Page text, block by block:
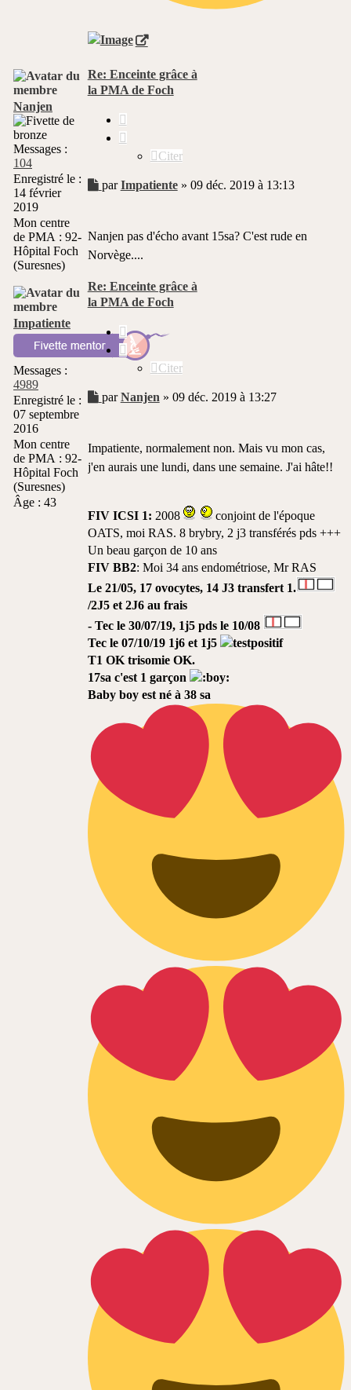
Re: Enceinte grâce à
la PMA de Foch
Citer
Message
parImpatiente» 09 déc. 2019 à 13:13
Nanjen pas d'écho avant 15sa? C'est rude en
Norvège....
Nanjen
Messages :
104
Enregistré le :
14 février
2019
Mon centre
de PMA : 92-
Hôpital Foch
(Suresnes)
Re: Enceinte grâce à
la PMA de Foch
Citer
Citer
Message
parNanjen » 09 déc. 2019 à 13:27
Impatiente, normalement non. Mais vu mon cas,
j'en aurais une lundi, dans une semaine. J'ai hâte!!
FIV ICSI 1: 2008
conjoint de l'époque
OATS, moi RAS. 8 brybry, 2 j3 transférés pds +++
Un beau garçon de 10 ans
FIV BB2: Moi 34 ans endométriose, Mr RAS
Le 21/05, 17 ovocytes, 14 J3 transfert 1.
/2J5 et 2J6 au frais
- Tec le 30/07/19, 1j5 pds le 10/08
Tec le 07/10/191j6 et 1j5
T1 OK trisomie OK.
17sa c'est 1 garçon
Baby boy est né à 38 sa
Impatiente
Messages :
4989
Enregistré le :
07 septembre
2016
Mon centre
de PMA : 92-
Hôpital Foch
(Suresnes)
Âge : 43